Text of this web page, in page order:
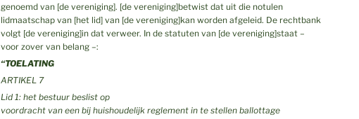
genoemd van [de vereniging]. [de vereniging]betwist dat uit die notulen
lidmaatschap van [het lid] van [de vereniging]kan worden afgeleid. De rechtbank
volgt [de vereniging]in dat verweer. In de statuten van [de vereniging]staat –
voor zover van belang –:
“TOELATING
ARTIKEL 7
Lid 1: het bestuur beslist op
voordracht van een bij huishoudelijk reglement in te stellen ballottage